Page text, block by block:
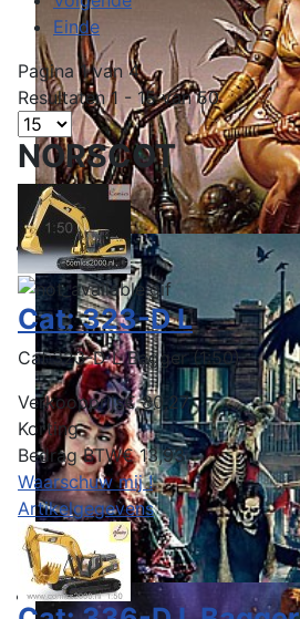
Einde
Pagina 1 van 4
Resultaten 1 - 15 van 50
NORSCOT
Cat: 323-D L
Cat:323-D L Bagger (1:50)
Verkoopprijs€ 80,27
Korting
Bedrag BTW€ 13,93
Waarschuw mij !
Artikelgegevens